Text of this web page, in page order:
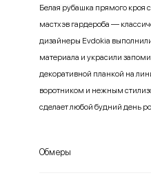
Белая рубашка прямого кроя
мастхэв гардероба —
дизайнеры Evdokia выполнили
материала и украсили
декоративной планкой на
воротником и нежным
сделает любой будний день
Обмеры